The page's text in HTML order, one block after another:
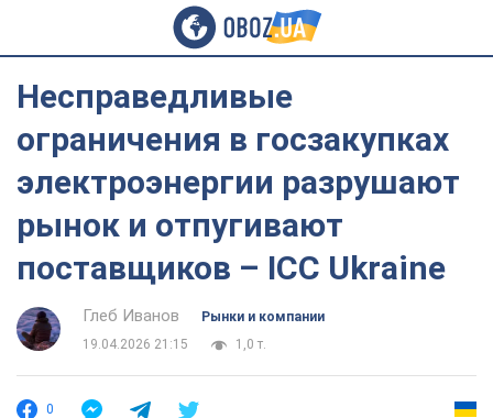
Несправедливые
ограничения в госзакупках
электроэнергии разрушают
рынок и отпугивают
поставщиков – ICC Ukraine
Глеб Иванов
Рынки и компании
19.04.2026 21:15
1,0 т.
0